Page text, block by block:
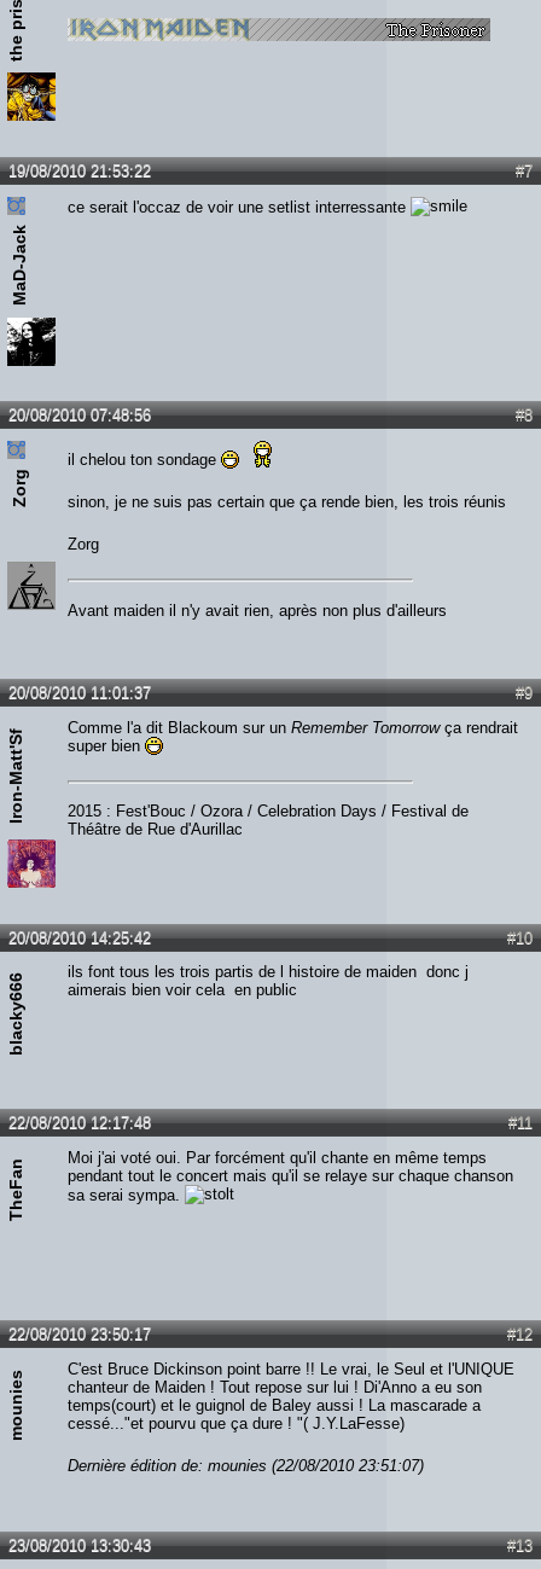
#7
19/08/2010 21:53:22
MaD-Jack
ce serait l'occaz de voir une setlist interressante
#8
20/08/2010 07:48:56
Zorg
il chelou ton sondage
sinon, je ne suis pas certain que ça rende bien, les trois réunis
Zorg
Avant maiden il n'y avait rien, après non plus d'ailleurs
#9
20/08/2010 11:01:37
Iron-Matt'Sf
Comme l'a dit Blackoum sur un Remember Tomorrowça rendrait
super bien
2015 : Fest'Bouc / Ozora / Celebration Days / Festival de
Théâtre de Rue d'Aurillac
#10
20/08/2010 14:25:42
blacky666
ils font tous les trois partis de l histoire de maiden donc j
aimerais bien voir cela en public
#11
22/08/2010 12:17:48
TheFan
Moi j'ai voté oui. Par forcément qu'il chante en même temps
pendant tout le concert mais qu'il se relaye sur chaque chanson
sa serai sympa.
#12
22/08/2010 23:50:17
mounies
C'est Bruce Dickinson point barre !! Le vrai, le Seul et l'UNIQUE
chanteur de Maiden ! Tout repose sur lui ! Di'Anno a eu son
temps(court) et le guignol de Baley aussi ! La mascarade a
cessé..."et pourvu que ça dure ! "( J.Y.LaFesse)
Dernière édition de: mounies (22/08/2010 23:51:07)
#13
23/08/2010 13:30:43